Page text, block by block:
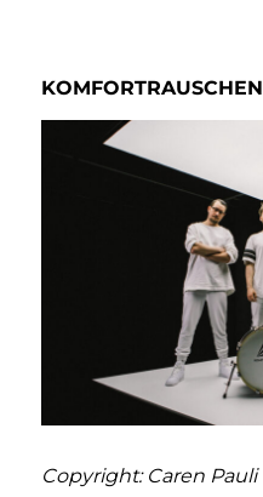
KOMFORTRAUSCHEN
Copyright: Caren Pauli